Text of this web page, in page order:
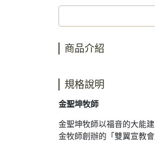
商品介紹
規格說明
金聖坤牧師
金聖坤牧師以福音的大能
金牧師創辦的「雙翼宣教